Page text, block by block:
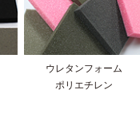
ウレタンフォーム
ポリエチレン